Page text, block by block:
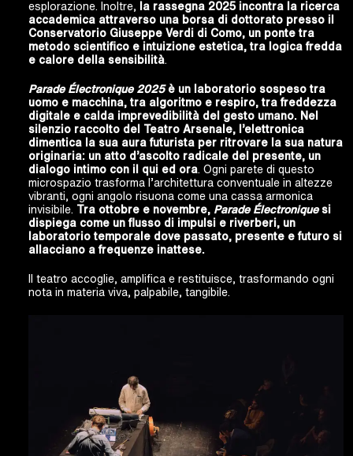
esplorazione. Inoltre,
la rassegna 2025 incontra la ricerca
accademica attraverso una borsa di dottorato presso il
Conservatorio Giuseppe Verdi di Como, un ponte tra
metodo scientifico e intuizione estetica, tra logica fredda
e calore della sensibilità.
Parade Électronique 2025 è un laboratorio sospeso tra
uomo e macchina, tra algoritmo e respiro, tra freddezza
digitale e calda imprevedibilità del gesto umano. Nel
silenzio raccolto del Teatro Arsenale, l’elettronica
dimentica la sua aura futurista per ritrovare la sua natura
originaria: un atto d’ascolto radicale del presente, un
dialogo intimo con il qui ed ora. Ogni parete di questo
microspazio trasforma l’architettura conventuale in altezze
vibranti, ogni angolo risuona come una cassa armonica
invisibile. Tra ottobre e novembre, Parade Électroniquesi
dispiega come un flusso di impulsi e riverberi, un
laboratorio temporale dove passato, presente e futuro si
allacciano a frequenze inattese.
Il teatro accoglie, amplifica e restituisce, trasformando ogni
nota in materia viva, palpabile, tangibile.